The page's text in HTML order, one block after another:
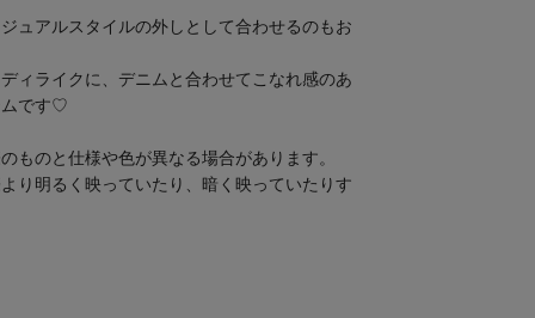
ュアルスタイルの外しとして合わせるのもお
ィライクに、デニムと合わせてこなれ感のあ
ムです♡
ものと仕様や色が異なる場合があります。
り明るく映っていたり、暗く映っていたりす